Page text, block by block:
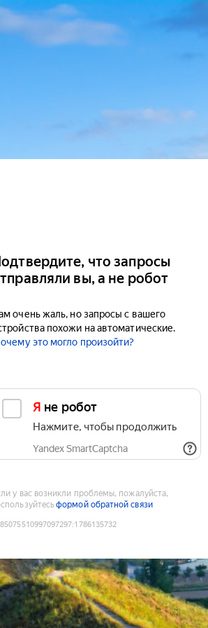
что запросы
вы, а не робот
очень жаль, но запросы с вашего
похожи на автоматические.
это могло произойти?
Я не робот
Нажмите, чтобы продолжить
Yandex SmartCaptcha
у вас возникли проблемы, пожалуйста,
формой обратной связи
:1786135732